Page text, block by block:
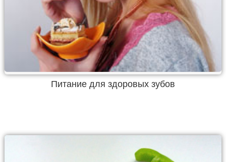
Питание для здоровых зубов